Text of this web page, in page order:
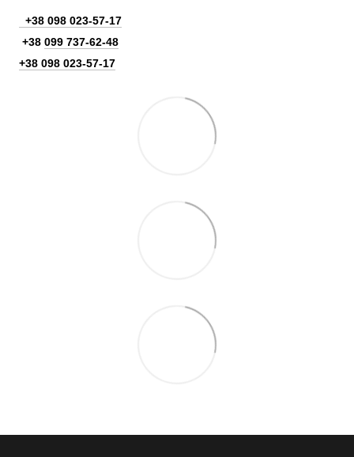
+38 098 023-57-17
+38 099 737-62-48
+38 098 023-57-17